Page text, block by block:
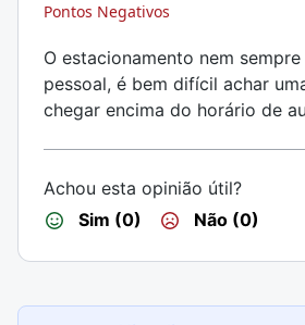
Pontos Negativos
O estacionamento nem
pessoal, é bem difícil achar
chegar encima do horário de
Achou esta opinião útil?
Sim (0)
Não (0)